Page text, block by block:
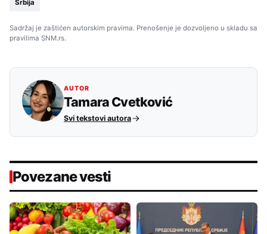
Srbija
Sadržaj je zaštićen autorskim pravima. Prenošenje je dozvoljeno u skladu sa
pravilima SNM.rs.
AUTOR
Tamara Cvetković
Svi tekstovi autora
Povezane vesti